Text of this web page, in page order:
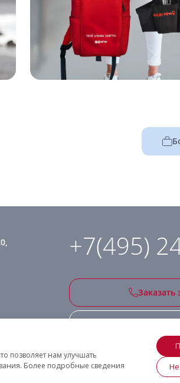
+7(495)
Заказать
позволяет нам улучшать
Более подробные сведения